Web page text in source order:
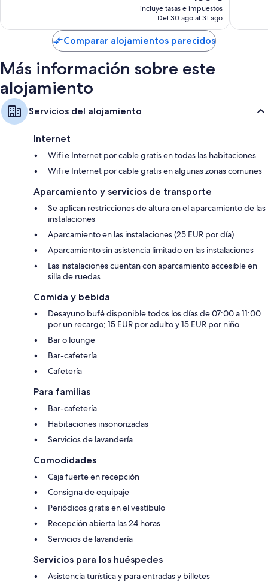
precio
actual
de
130 €
incluye tasas e impuestos
Del 30 ago al 31 ago
Comparar alojamientos parecidos
Más información sobre este
alojamiento
Servicios del alojamiento
Internet
Wifi e Internet por cable gratis en todas las habitaciones
Wifi e Internet por cable gratis en algunas zonas comunes
Aparcamiento y servicios de transporte
Se aplican restricciones de altura en el aparcamiento de las
instalaciones
Aparcamiento en las instalaciones (25 EUR por día)
Aparcamiento sin asistencia limitado en las instalaciones
Las instalaciones cuentan con aparcamiento accesible en
silla de ruedas
Comida y bebida
Desayuno bufé disponible todos los días de 07:00 a 11:00
por un recargo; 15 EUR por adulto y 15 EUR por niño
Bar o lounge
Bar-cafetería
Cafetería
Para familias
Bar-cafetería
Habitaciones insonorizadas
Servicios de lavandería
Comodidades
Caja fuerte en recepción
Consigna de equipaje
Periódicos gratis en el vestíbulo
Recepción abierta las 24 horas
Servicios de lavandería
Servicios para los huéspedes
Asistencia turística y para entradas y billetes